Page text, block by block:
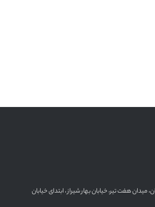
میدان هفت تیر، خیابان بهار شیراز ، ابتدای خیابان